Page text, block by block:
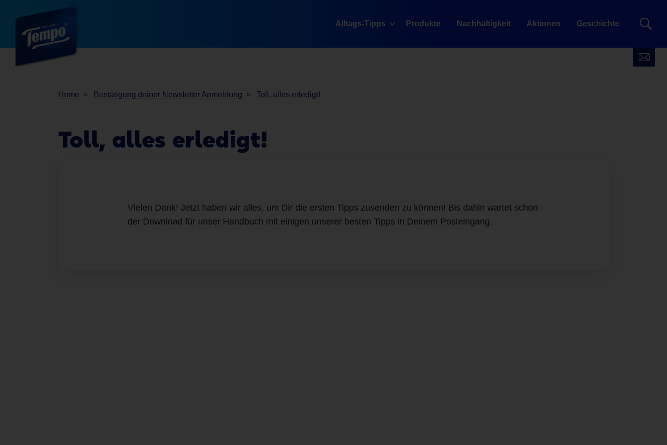
Alltags-Tipps Produkte Nachhaltigkeit Aktionen Geschichte
Home Bestätigung deiner Newsletter Anmeldung Toll, alles erledigt!
Toll, alles erledigt!
Vielen Dank! Jetzt haben wir alles, um Dir die ersten Tipps zusenden zu können! Bis dahin wartet schon
der Download für unser Handbuch mit einigen unserer besten Tipps in Deinem Posteingang.